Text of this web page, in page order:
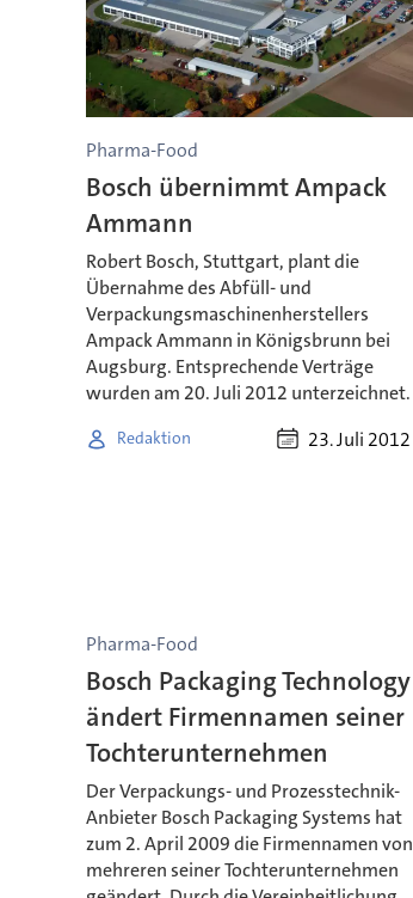
Pharma-Food
Bosch übernimmt Ampack
Ammann
Robert Bosch, Stuttgart, plant die
Übernahme des Abfüll- und
Verpackungsmaschinenherstellers
Ampack Ammann in Königsbrunn bei
Augsburg. Entsprechende Verträge
wurden am 20. Juli 2012 unterzeichnet.
Redaktion 23. Juli 2012
Pharma-Food
Bosch Packaging Technology
ändert Firmennamen seiner
Tochterunternehmen
Der Verpackungs- und Prozesstechnik-
Anbieter Bosch Packaging Systems hat
zum 2. April 2009 die Firmennamen von
mehreren seiner Tochterunternehmen